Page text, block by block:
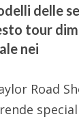
delle
tour
nei
Road